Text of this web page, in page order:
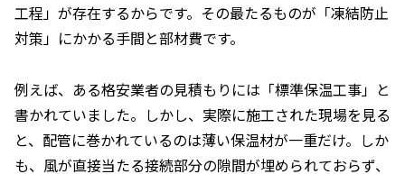
工程」が存在するからです。その最たるものが「凍結防止
対策」にかかる手間と部材費です。
例えば、ある格安業者の見積もりには「標準保温工事」と
書かれていました。しかし、実際に施工された現場を見る
と、配管に巻かれているのは薄い保温材が一重だけ。しか
も、風が直接当たる接続部分の隙間が埋められておらず、